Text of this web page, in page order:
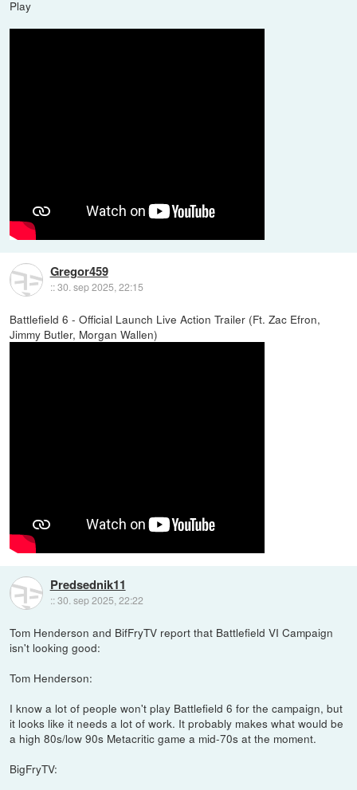
Play
Gregor459
::30. sep 2025, 22:15
Battlefield 6 - Official Launch Live Action Trailer (Ft. Zac Efron,
Jimmy Butler, Morgan Wallen)
Predsednik11
::30. sep 2025, 22:22
Tom Henderson and BifFryTV report that Battlefield VI Campaign
isn't looking good:
Tom Henderson:
I know a lot of people won't play Battlefield 6 for the campaign, but
it looks like it needs a lot of work. It probably makes what would be
a high 80s/low 90s Metacritic game a mid-70s at the moment.
BigFryTV: